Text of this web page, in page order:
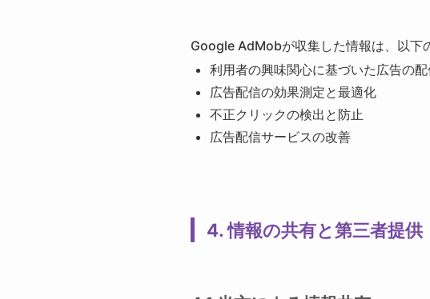
Google AdMobが収集した情報は、以下
利用者の興味関心に基づいた広告の
広告配信の効果測定と最適化
不正クリックの検出と防止
広告配信サービスの改善
4. 情報の共有と第三者提供